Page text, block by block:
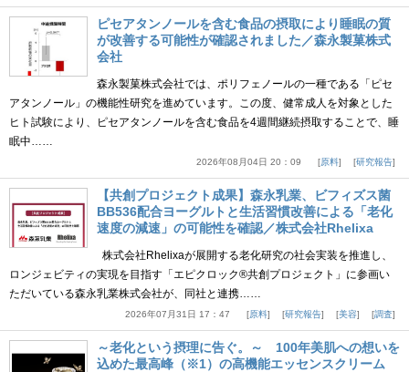
ピセアタンノールを含む食品の摂取により睡眠の質
が改善する可能性が確認されました／森永製菓株式
会社
森永製菓株式会社では、ポリフェノールの一種である「ピセ
アタンノール」の機能性研究を進めています。この度、健常成人を対象とした
ヒト試験により、ピセアタンノールを含む食品を4週間継続摂取することで、睡
眠中……
2026年08月04日 20：09 原料 研究報告
【共創プロジェクト成果】森永乳業、ビフィズス菌
BB536配合ヨーグルトと生活習慣改善による「老化
速度の減速」の可能性を確認／株式会社Rhelixa
株式会社Rhelixaが展開する老化研究の社会実装を推進し、
ロンジェビティの実現を目指す「エピクロック®共創プロジェクト」に参画い
ただいている森永乳業株式会社が、同社と連携……
2026年07月31日 17：47 原料 研究報告 美容 調査
～老化という摂理に告ぐ。～ 100年美肌への想いを
込めた最高峰（※1）の高機能エッセンスクリーム